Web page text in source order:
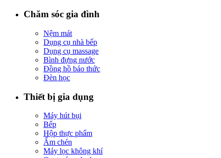
Chăm sóc gia đình
Nệm mát
Dụng cụ nhà bếp
Dụng cụ massage
Bình đựng nước
Đồng hồ báo thức
Đèn học
Thiết bị gia dụng
Máy hút bụi
Bếp
Hộp thực phẩm
Ấm chén
Máy lọc không khí